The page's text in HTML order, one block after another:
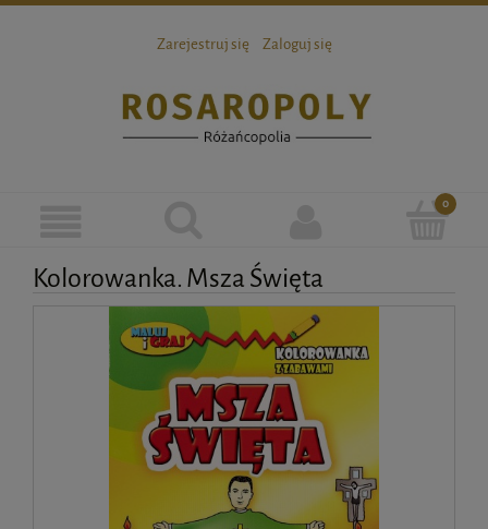
Zarejestruj się Zaloguj się
Kolorowanka. Msza Święta